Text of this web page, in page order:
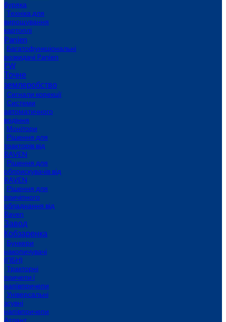
буряка
Техніка для
вирощування
картоплі
Panien
Багатофункціональні
розкидачі Panien
PW
Точне
землеробство
Сигнали корекції
Системи
автоматичного
водіння
Монітори
Рішення для
тракторів від
RAVEN
Рішення для
обприскувачів від
RAVEN
Рішення для
причіпного
обладнання від
Raven
Завод
Кобзаренка
Бункери
накопичувачі
(ПБН)
Тракторні
причепи i
напiвпричепи
Універсальні
зсувні
напівпричепи
Атлант